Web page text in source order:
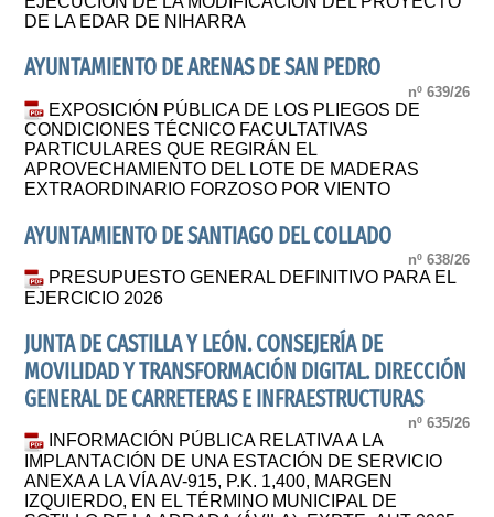
DE LA EDAR DE NIHARRA
AYUNTAMIENTO DE ARENAS DE SAN PEDRO
nº 639/26
EXPOSICIÓN PÚBLICA DE LOS PLIEGOS DE
CONDICIONES TÉCNICO FACULTATIVAS
PARTICULARES QUE REGIRÁN EL
APROVECHAMIENTO DEL LOTE DE MADERAS
EXTRAORDINARIO FORZOSO POR VIENTO
AYUNTAMIENTO DE SANTIAGO DEL COLLADO
nº 638/26
PRESUPUESTO GENERAL DEFINITIVO PARA EL
EJERCICIO 2026
JUNTA DE CASTILLA Y LEÓN. CONSEJERÍA DE
MOVILIDAD Y TRANSFORMACIÓN DIGITAL. DIRECCIÓN
GENERAL DE CARRETERAS E INFRAESTRUCTURAS
nº 635/26
INFORMACIÓN PÚBLICA RELATIVA A LA
IMPLANTACIÓN DE UNA ESTACIÓN DE SERVICIO
ANEXA A LA VÍA AV-915, P.K. 1,400, MARGEN
IZQUIERDO, EN EL TÉRMINO MUNICIPAL DE